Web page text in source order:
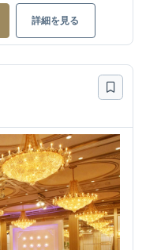
詳細を見る